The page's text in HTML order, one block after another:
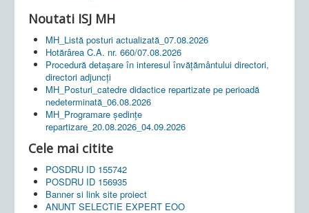
Noutati ISJ MH
MH_Listă posturi actualizată_07.08.2026
Hotărârea C.A. nr. 660/07.08.2026
Procedură detașare în interesul învățământului directori,
directori adjuncți
MH_Posturi_catedre didactice repartizate pe perioadă
nedeterminată_06.08.2026
MH_Programare ședințe
repartizare_20.08.2026_04.09.2026
Cele mai citite
POSDRU ID 155742
POSDRU ID 156935
Banner si link site proiect
ANUNT SELECTIE EXPERT EOO